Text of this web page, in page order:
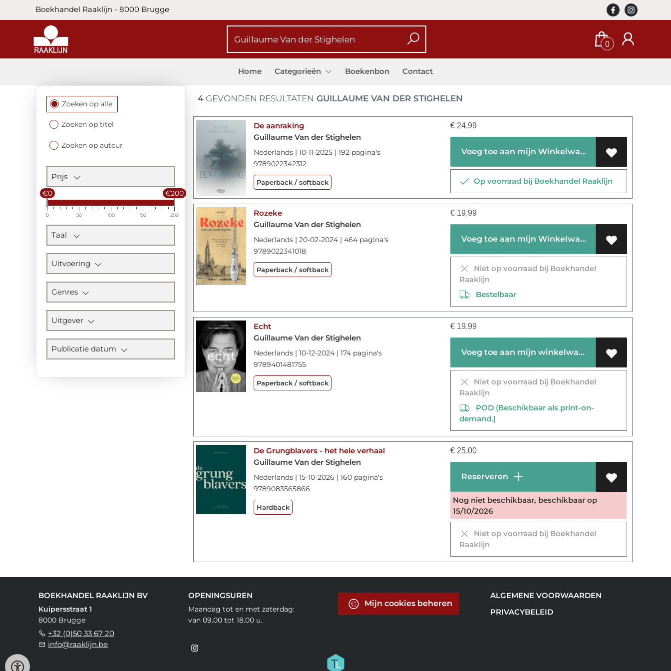
Boekhandel Raaklijn - 8000 Brugge
0
Home Categorieën Boekenbon Contact
Filtersectie
Zoeken op alle
Zoeken op titel
Zoeken op auteur
Prijs
€0 €200
0 50 100 150 200
Taal
Uitvoering
Genres
Uitgever
Publicatie datum
4 GEVONDEN RESULTATEN GUILLAUME VAN DER STIGHELEN
De aanraking
Guillaume Van der Stighelen
Nederlands | 10-11-2025 | 192 pagina's
9789022342312
Paperback / softback
€ 24,99
Voeg toe aan mijn Winkelwagen
Op voorraad bij Boekhandel Raaklijn
Rozeke
Guillaume Van der Stighelen
Nederlands | 20-02-2024 | 464 pagina's
9789022341018
Paperback / softback
€ 19,99
Voeg toe aan mijn Winkelwagen
Niet op voorraad bij Boekhandel
Raaklijn
Bestelbaar
Echt
Guillaume Van der Stighelen
Nederlands | 10-12-2024 | 174 pagina's
9789401481755
Paperback / softback
€ 19,99
Voeg toe aan mijn winkelwagen
Niet op voorraad bij Boekhandel
Raaklijn
POD (Beschikbaar als print-on-
demand.)
De Grungblavers - het hele verhaal
Guillaume Van der Stighelen
Nederlands | 15-10-2026 | 160 pagina's
9789083565866
Hardback
€ 25,00
Reserveren
Nog niet beschikbaar, beschikbaar op
15/10/2026
Niet op voorraad bij Boekhandel
Raaklijn
BOEKHANDEL RAAKLIJN BV
Kuipersstraat 1
8000 Brugge
+32 (0)50 33 67 20
info@raaklijn.be
OPENINGSUREN
Maandag tot en met zaterdag:
van 09.00 tot 18.00 u.
Mijn cookies beheren
ALGEMENE VOORWAARDEN
PRIVACYBELEID